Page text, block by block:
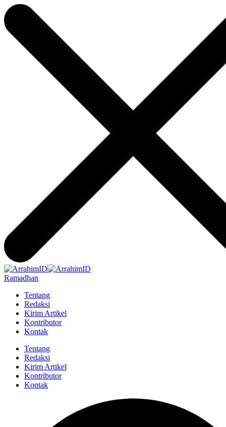
Ramadhan
Tentang
Redaksi
Kirim Artikel
Kontributor
Kontak
Tentang
Redaksi
Kirim Artikel
Kontributor
Kontak